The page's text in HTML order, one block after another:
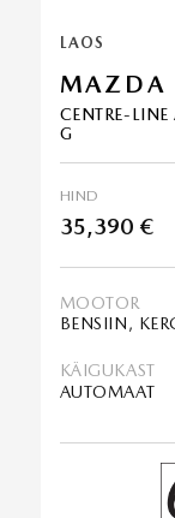
LAOS
MAZDA
CENTRE-
G
HIND
35,390 €
MOOTOR
KÄIGUKAST
AUTOMAAT